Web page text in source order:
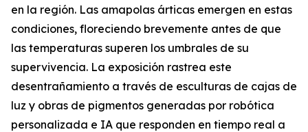
en la región. Las amapolas árticas emergen en estas
condiciones, floreciendo brevemente antes de que
las temperaturas superen los umbrales de su
supervivencia. La exposición rastrea este
desentrañamiento a través de esculturas de cajas de
luz y obras de pigmentos generadas por robótica
personalizada e IA que responden en tiempo real a